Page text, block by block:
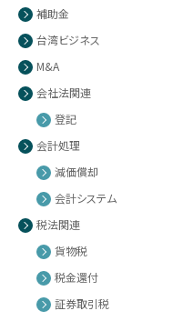
補助金
台湾ビジネス
M&A
会社法関連
登記
会計処理
減価償却
会計システム
税法関連
貨物税
税金還付
証券取引税